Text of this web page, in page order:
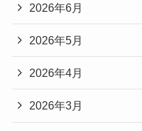
2026年6月
2026年5月
2026年4月
2026年3月